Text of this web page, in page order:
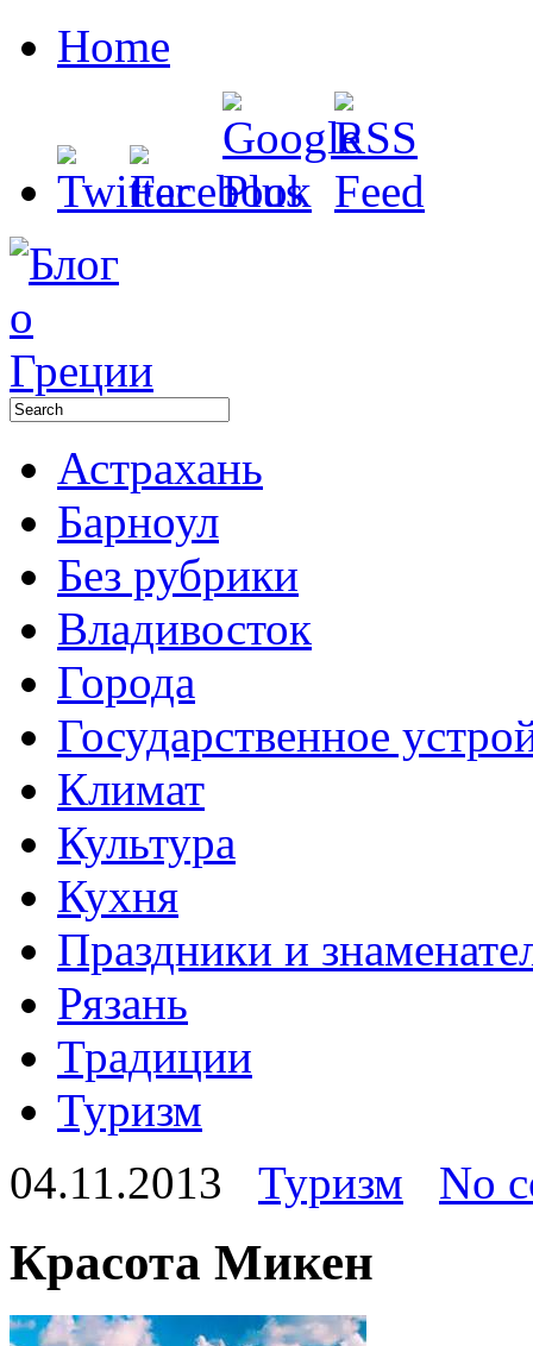
Home
Астрахань
Барноул
Без рубрики
Владивосток
Города
Государственное
Климат
Культура
Кухня
Праздники и
Рязань
Традиции
Туризм
04.11.2013
Туризм No
Красота Микен